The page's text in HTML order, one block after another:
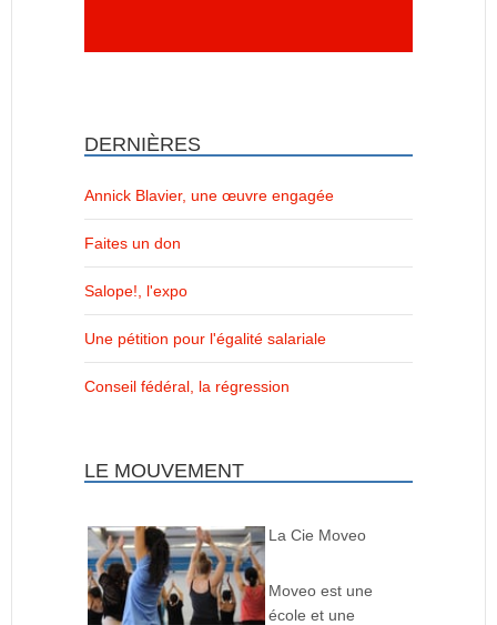
DERNIÈRES
Annick Blavier, une œuvre engagée
Faites un don
Salope!, l'expo
Une pétition pour l'égalité salariale
Conseil fédéral, la régression
LE MOUVEMENT
La Cie Moveo
Moveo est une
école et une